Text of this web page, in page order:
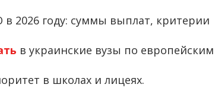
в 2026 году: суммы выплат, критерии
в украинские вузы по европейским
в школах и лицеях.